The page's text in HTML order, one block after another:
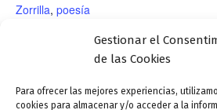
Gestionar el
de las Cookies
Para ofrecer las mejores experiencias,
cookies para almacenar y/o acceder a la
Zorrilla, poesía